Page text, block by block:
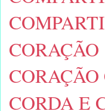
CORAÇÃO
CORDA E